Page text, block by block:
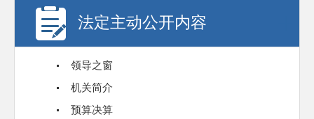
法定主动公开内容
领导之窗
机关简介
预算决算